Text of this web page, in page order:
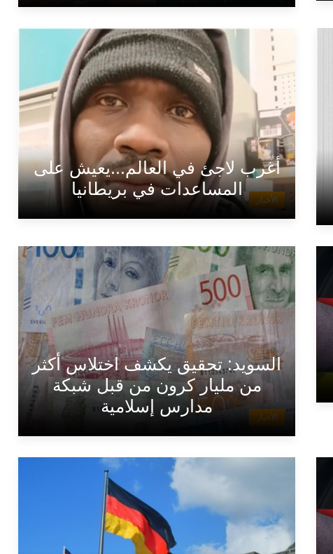
الأخبار
أغرب لاجئ في العالم...يعيش على
المساعدات في بريطانيا
الأخبار
السويد: تحقيق يكشف اختلاس أكثر
من مليار كرون من قبل شبكة
مدارس إسلامية